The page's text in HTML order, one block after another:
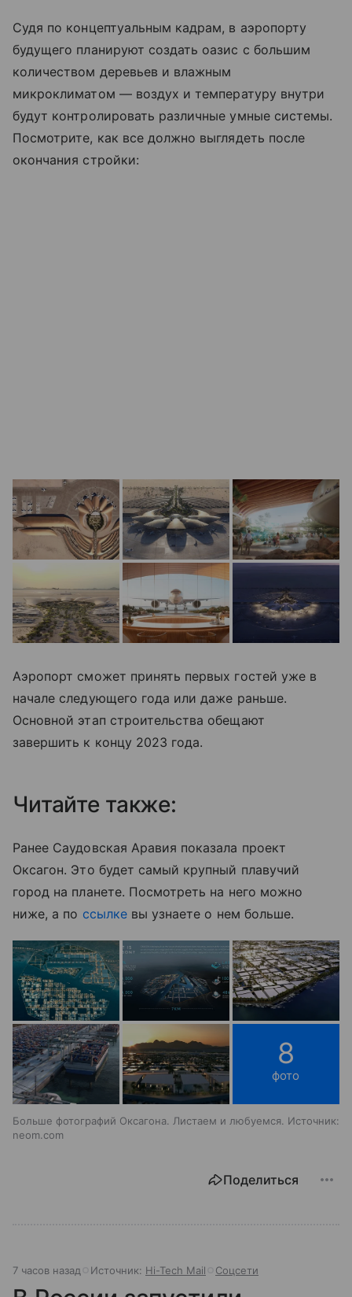
Судя по концептуальным кадрам, в аэропорту
будущего планируют создать оазис с большим
количеством деревьев и влажным
микроклиматом — воздух и температуру внутри
будут контролировать различные умные системы.
Посмотрите, как все должно выглядеть после
окончания стройки:
Аэропорт сможет принять первых гостей уже в
начале следующего года или даже раньше.
Основной этап строительства обещают
завершить к концу 2023 года.
Читайте также:
Ранее Саудовская Аравия показала проект
Оксагон. Это будет самый крупный плавучий
город на планете. Посмотреть на него можно
ниже, а по ссылкевы узнаете о нем больше.
8
фото
Больше фотографий Оксагона. Листаем и любуемся. Источник:
neom.com
Поделиться
7 часов назад Источник: Hi-Tech Mail Соцсети